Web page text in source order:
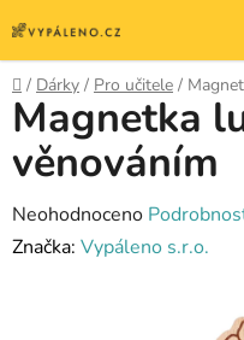
na
obsah
Domů
/ Dárky / Pro učitele /
Magnetka
věnováním
Průměrné
hodnocení
Neohodnoceno
Značka: Vypáleno s.r.o.